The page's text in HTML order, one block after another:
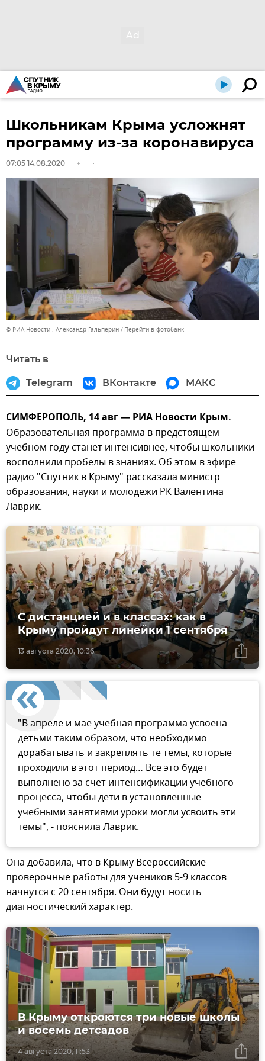
Школьникам Крыма усложнят
программу из-за коронавируса
07:05 14.08.2020
© РИА Новости . Александр Гальперин Перейти в фотобанк
Читать в
Telegram ВКонтакте МАКС
СИМФЕРОПОЛЬ, 14 авг — РИА Новости Крым.
Образовательная программа в предстоящем
учебном году станет интенсивнее, чтобы школьники
восполнили пробелы в знаниях. Об этом в эфире
радио "Спутник в Крыму" рассказала министр
образования, науки и молодежи РК Валентина
Лаврик.
13 августа 2020, 10:36
С дистанцией и в классах: как в
Крыму пройдут линейки 1 сентября
"В апреле и мае учебная программа усвоена
детьми таким образом, что необходимо
дорабатывать и закреплять те темы, которые
проходили в этот период… Все это будет
выполнено за счет интенсификации учебного
процесса, чтобы дети в установленные
учебными занятиями уроки могли усвоить эти
темы", - пояснила Лаврик.
Она добавила, что в Крыму Всероссийские
проверочные работы для учеников 5-9 классов
начнутся с 20 сентября. Они будут носить
диагностический характер.
4 августа 2020, 11:53
В Крыму откроются три новые школы
и восемь детсадов